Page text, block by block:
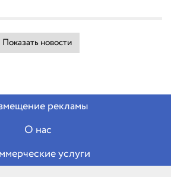
Показать новости
рекламы
О нас
услуги